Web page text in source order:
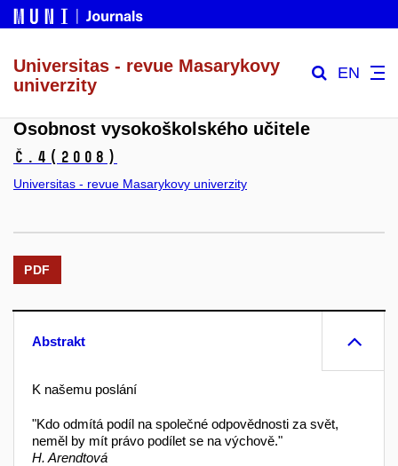
Universitas - revue Masarykovy
univerzity
EN
Osobnost vysokoškolského učitele
č.4 (2008)
Universitas - revue Masarykovy univerzity
PDF
Abstrakt
K našemu poslání
"Kdo odmítá podíl na společné odpovědnosti za svět,
neměl by mít právo podílet se na výchově."
H. Arendtová